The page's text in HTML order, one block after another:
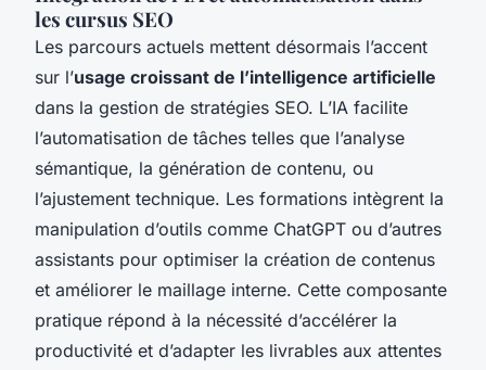
les cursus SEO
Les parcours actuels mettent désormais l’accent
sur l’usage croissant de l’intelligence artificielle
dans la gestion de stratégies SEO. L’IA facilite
l’automatisation de tâches telles que l’analyse
sémantique, la génération de contenu, ou
l’ajustement technique. Les formations intègrent la
manipulation d’outils comme ChatGPT ou d’autres
assistants pour optimiser la création de contenus
et améliorer le maillage interne. Cette composante
pratique répond à la nécessité d’accélérer la
productivité et d’adapter les livrables aux attentes